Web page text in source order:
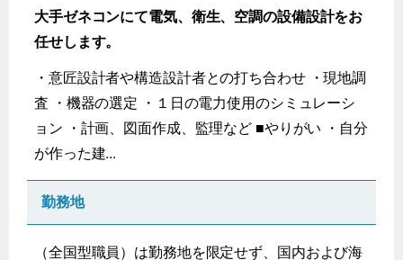
大手ゼネコンにて電気、衛生、空調の設備設計をお
任せします。
・意匠設計者や構造設計者との打ち合わせ ・現地調
査 ・機器の選定 ・１日の電力使用のシミュレーシ
ョン ・計画、図面作成、監理など ■やりがい ・自分
が作った建...
勤務地
（全国型職員）は勤務地を限定せず、国内および海